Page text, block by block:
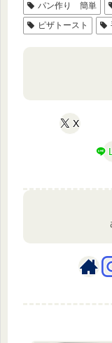
パン作り 簡単
ピザトースト
X